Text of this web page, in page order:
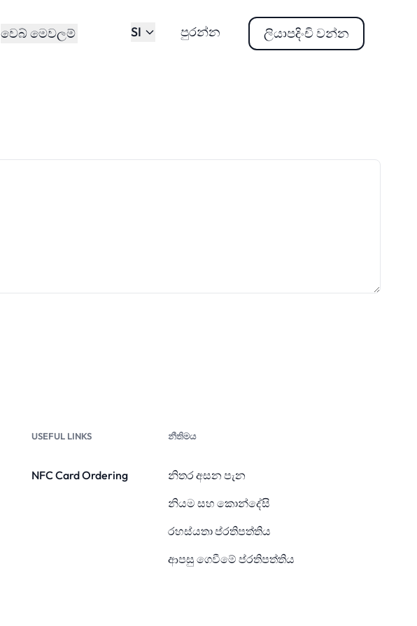
වෙබ් මෙවලම් SI පුරන්න ලියාපදිංචි වන්න
USEFUL LINKS
NFC Card Ordering
නීතිමය
නිතර අසන පැන
නියම සහ කොන්දේසි
රහස්යතා ප්රතිපත්තිය
ආපසු ගෙවීමේ ප්රතිපත්තිය